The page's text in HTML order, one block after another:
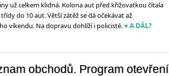
už celkem klidná. Kolona aut před křižovatkou čítala
do 10 aut. Větší zátěž se dá očekávat až
víkendu. Na dopravu dohlíží i policisté.♥ A DÁL?
obchodů. Program otevření